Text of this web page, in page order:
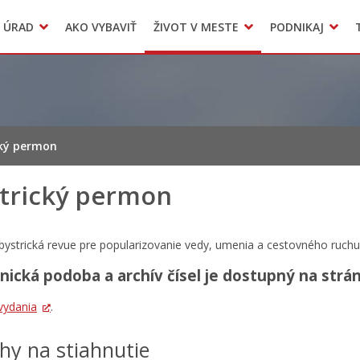
Zmluvy, faktúry a objednávky
AKO VYBAVIŤ ŽIVOT V MESTE
Odpady, verejné priestranstváPODNIKAJ
Accommodation
permon
permon
revue pre popularizovanie vedy, umenia a cestovného
podoba a archív čísel je dostupný na
.
na stiahnutie